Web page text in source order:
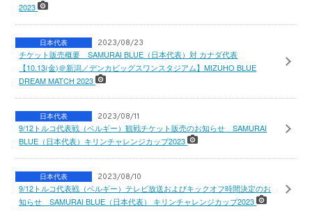
2023
日本代表 2023/08/23
チケット販売概要 SAMURAI BLUE（日本代表）対 カナダ代表
【10.13(金)＠新潟／デンカビッグスワンスタジアム】MIZUHO BLUE
DREAM MATCH 2023
日本代表 2023/08/11
9/12トルコ代表戦（ベルギー）観戦チケット販売のお知らせ SAMURAI
BLUE（日本代表）キリンチャレンジカップ2023
日本代表 2023/08/10
9/12トルコ代表戦（ベルギー）テレビ放送およびキックオフ時間決定のお
知らせ SAMURAI BLUE（日本代表） キリンチャレンジカップ2023